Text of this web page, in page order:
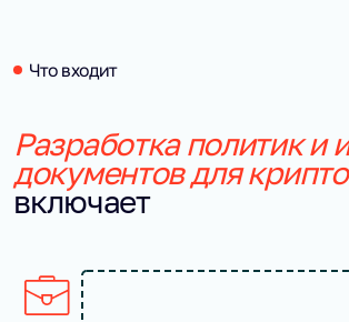
Что входит
Разработка политик и
документов для
включает